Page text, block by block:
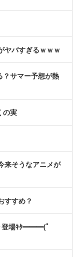
ヤバすぎるｗｗｗ
？サマー予想が熱
の実
来そうなアニメが
すすめ？
登場ｷﾀ━━━(ﾟ